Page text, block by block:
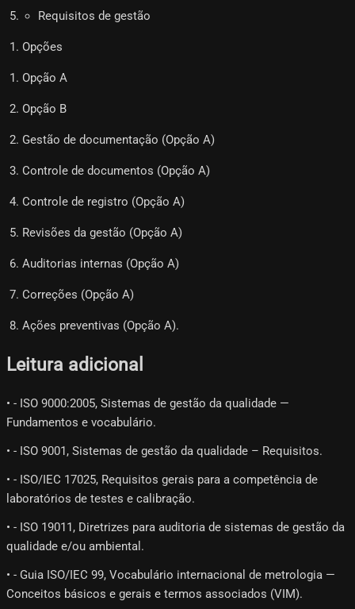
Requisitos de gestão
Opções
Opção A
Opção B
Gestão de documentação (Opção A)
Controle de documentos (Opção A)
Controle de registro (Opção A)
Revisões da gestão (Opção A)
Auditorias internas (Opção A)
Correções (Opção A)
Ações preventivas (Opção A).
Leitura adicional
• - ISO 9000:2005, Sistemas de gestão da qualidade —
Fundamentos e vocabulário.
• - ISO 9001, Sistemas de gestão da qualidade – Requisitos.
• - ISO/IEC 17025, Requisitos gerais para a competência de
laboratórios de testes e calibração.
• - ISO 19011, Diretrizes para auditoria de sistemas de gestão da
qualidade e/ou ambiental.
• - Guia ISO/IEC 99, Vocabulário internacional de metrologia —
Conceitos básicos e gerais e termos associados (VIM).